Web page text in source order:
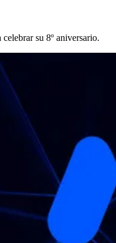
su 8º aniversario.